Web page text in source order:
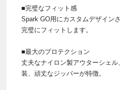
■完璧なフィット感
Spark GO用にカスタムデザイン
完璧にフィットします。
■最大のプロテクション
丈夫なナイロン製アウターシェル
装、頑丈なジッパーが特徴。